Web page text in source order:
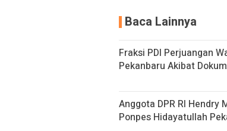
Baca Lainnya
Fraksi PDI Perjuangan
Pekanbaru Akibat
Anggota DPR RI
Ponpes Hidayatullah